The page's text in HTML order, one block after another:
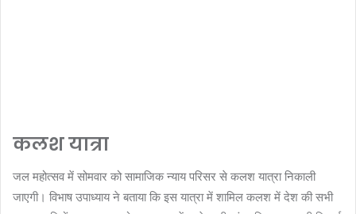
कलश यात्रा
जल महोत्सव में सोमवार को सामाजिक न्याय परिसर से कलश यात्रा निकाली
जाएगी। विभाष उपाध्याय ने बताया कि इस यात्रा में शामिल कलश में देश की सभी